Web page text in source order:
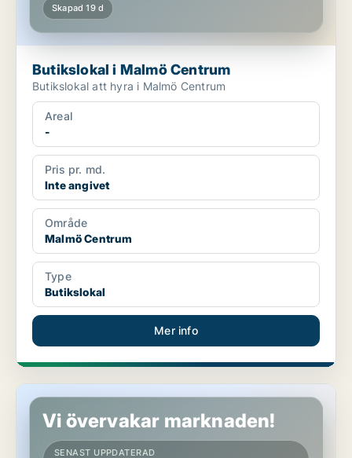
Skapad 19 d
Butikslokal i Malmö Centrum
Butikslokal att hyra i Malmö Centrum
Areal
-
Pris pr. md.
Inte angivet
Område
Malmö Centrum
Type
Butikslokal
Mer info
Butikslokal i Malmö Centrum
Vi övervakar marknaden!
SENAST UPPDATERAD